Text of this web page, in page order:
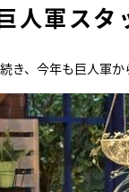
人軍スタ
き、今年も巨人軍か